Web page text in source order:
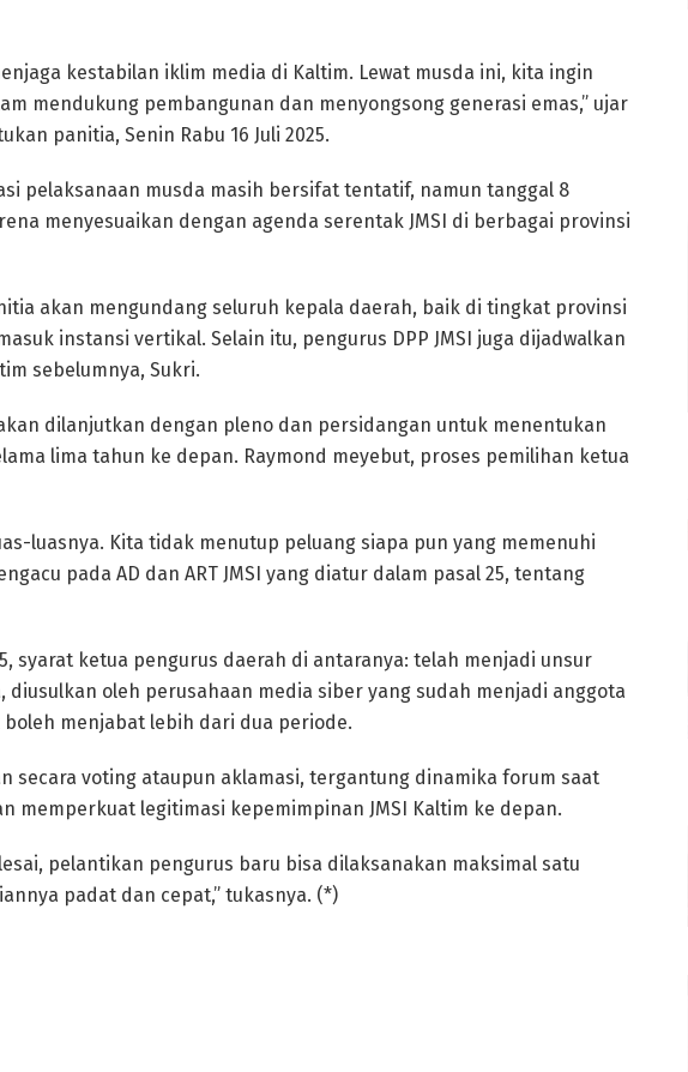
kestabilan iklim media di Kaltim. Lewat musda ini, kita ingin
mendukung pembangunan dan menyongsong generasi emas,” ujar
panitia, Senin Rabu 16 Juli 2025.
pelaksanaan musda masih bersifat tentatif, namun tanggal 8
menyesuaikan dengan agenda serentak JMSI di berbagai provinsi
akan mengundang seluruh kepala daerah, baik di tingkat provinsi
instansi vertikal. Selain itu, pengurus DPP JMSI juga dijadwalkan
sebelumnya, Sukri.
dilanjutkan dengan pleno dan persidangan untuk menentukan
lima tahun ke depan. Raymond meyebut, proses pemilihan ketua
luasnya. Kita tidak menutup peluang siapa pun yang memenuhi
pada AD dan ART JMSI yang diatur dalam pasal 25, tentang
syarat ketua pengurus daerah di antaranya: telah menjadi unsur
diusulkan oleh perusahaan media siber yang sudah menjadi anggota
menjabat lebih dari dua periode.
secara voting ataupun aklamasi, tergantung dinamika forum saat
memperkuat legitimasi kepemimpinan JMSI Kaltim ke depan.
pelantikan pengurus baru bisa dilaksanakan maksimal satu
padat dan cepat,” tukasnya. (*)